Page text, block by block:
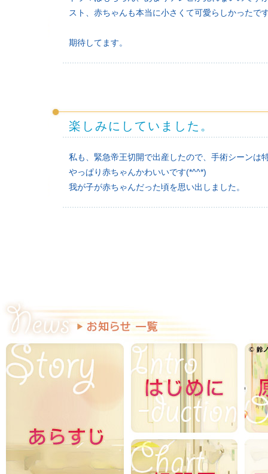
スト、赤ちゃんも本当に小さくて可愛らしかったで
期待してます。
楽しみにしていました。
私も、緊急帝王切開で出産したので、手術シーンは
やっぱり赤ちゃんかわいいです(*^^*)
我が子が赤ちゃんだった頃を思い出しました。